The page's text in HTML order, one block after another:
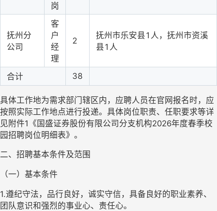
岗
抚州分
公司
客
户
经
理
2
抚州市乐安县1人，抚州市资溪
县1人
合计 38
具体工作地为需求部门辖区内，应聘人员在官网报名时，应
按照实际工作地点进行投递。具体岗位职责、任职要求等详
见附件1 《国盛证券股份有限公司分支机构2026年度春季校
园招聘岗位明细表》。
二、招聘基本条件及范围
（一）基本条件
1.遵纪守法，品行良好，诚实守信，具备良好的职业素养、
团队意识和强烈的事业心、责任心。